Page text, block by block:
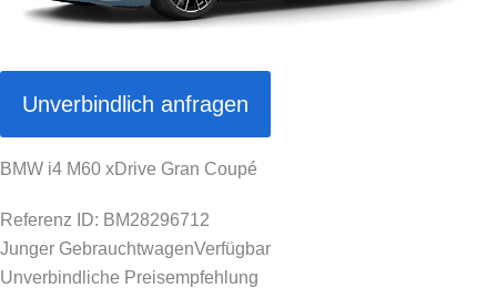
Unverbindlich anfragen
BMW i4 M60 xDrive Gran Coupé
Referenz ID: BM28296712
Junger GebrauchtwagenVerfügbar
Unverbindliche Preisempfehlung